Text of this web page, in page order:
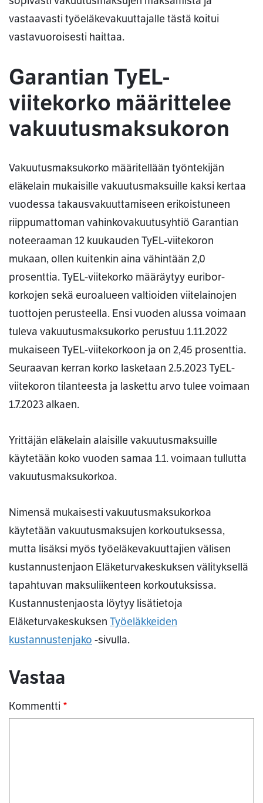
vastaavasti työeläkevakuuttajalle tästä koitui
vastavuoroisesti haittaa.
Garantian TyEL-
viitekorko määrittelee
vakuutusmaksukoron
Vakuutusmaksukorko määritellään työntekijän
eläkelain mukaisille vakuutusmaksuille kaksi kertaa
vuodessa takausvakuuttamiseen erikoistuneen
riippumattoman vahinkovakuutusyhtiö Garantian
noteeraaman 12 kuukauden TyEL-viitekoron
mukaan, ollen kuitenkin aina vähintään 2,0
prosenttia. TyEL-viitekorko määräytyy euribor-
korkojen sekä euroalueen valtioiden viitelainojen
tuottojen perusteella. Ensi vuoden alussa voimaan
tuleva vakuutusmaksukorko perustuu 1.11.2022
mukaiseen TyEL-viitekorkoon ja on 2,45 prosenttia.
Seuraavan kerran korko lasketaan 2.5.2023 TyEL-
viitekoron tilanteesta ja laskettu arvo tulee voimaan
1.7.2023 alkaen.
Yrittäjän eläkelain alaisille vakuutusmaksuille
käytetään koko vuoden samaa 1.1. voimaan tullutta
vakuutusmaksukorkoa.
Nimensä mukaisesti vakuutusmaksukorkoa
käytetään vakuutusmaksujen korkoutuksessa,
mutta lisäksi myös työeläkevakuuttajien välisen
kustannustenjaon Eläketurvakeskuksen välityksellä
tapahtuvan maksuliikenteen korkoutuksissa.
Kustannustenjaosta löytyy lisätietoja
Eläketurvakeskuksen Työeläkkeiden
kustannustenjako -sivulla.
Kommentit
Vastaa
Kommentti *